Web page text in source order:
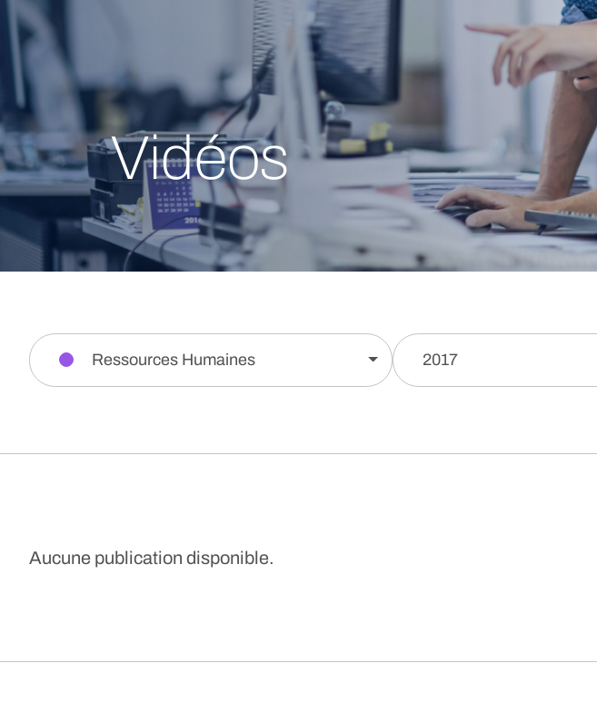
Vidéos
Ressources Humaines 2017
Aucune publication disponible.